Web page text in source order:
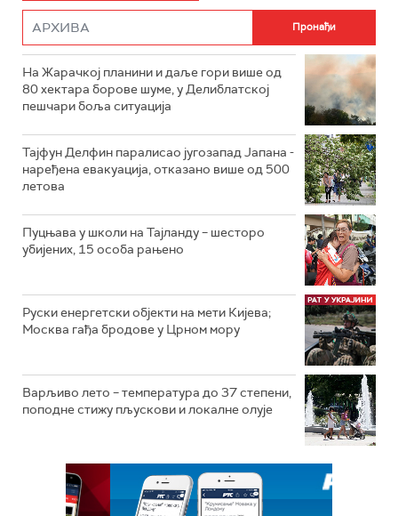
На Жарачкој планини и даље гори више од
80 хектара борове шуме, у Делиблатској
пешчари боља ситуација
Тајфун Делфин паралисао југозапад Јапана -
наређена евакуација, отказано више од 500
летова
Пуцњава у школи на Тајланду – шесторо
убијених, 15 особа рањено
Руски енергетски објекти на мети Кијева;
Москва гађа бродове у Црном мору
Варљиво лето – температура до 37 степени,
поподне стижу пљускови и локалне олује